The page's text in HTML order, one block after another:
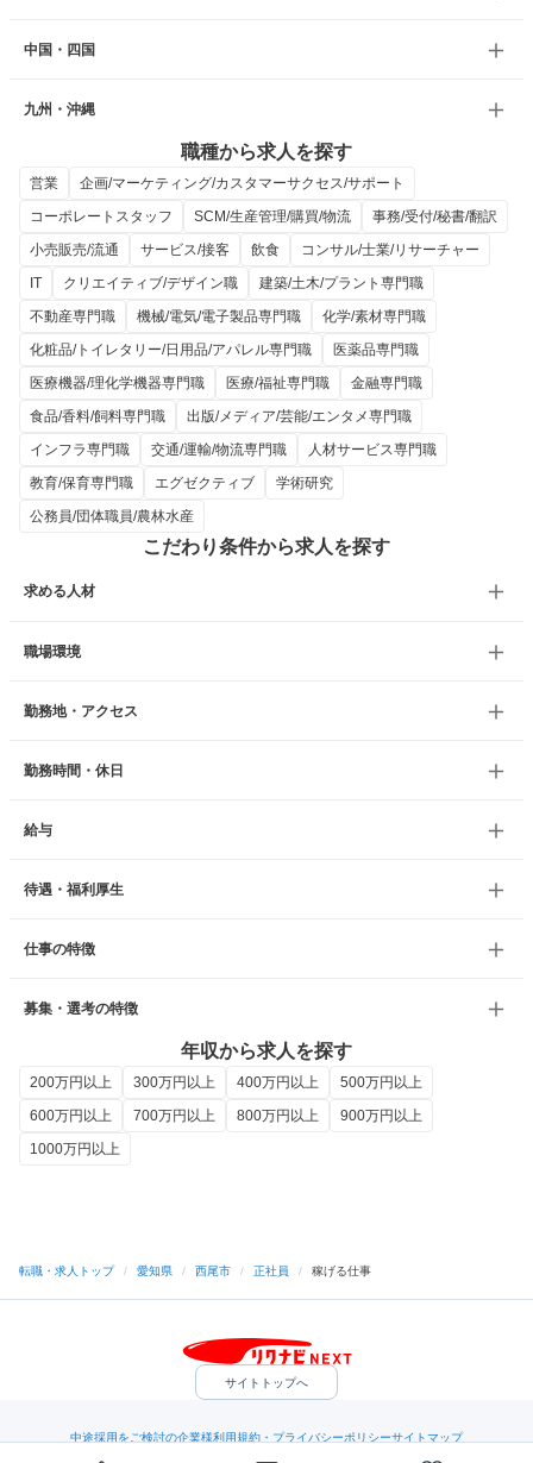
中国・四国
九州・沖縄
職種から求人を探す
営業
企画/マーケティング/カスタマーサクセス/サポート
コーポレートスタッフ
SCM/生産管理/購買/物流
事務/受付/秘書/翻訳
小売販売/流通
サービス/接客 飲食
コンサル/士業/リサーチャー
IT
クリエイティブ/デザイン職
建築/土木/プラント専門職
不動産専門職
機械/電気/電子製品専門職
化学/素材専門職
化粧品/トイレタリー/日用品/アパレル専門職
医薬品専門職
医療機器/理化学機器専門職
医療/福祉専門職
金融専門職
食品/香料/飼料専門職
出版/メディア/芸能/エンタメ専門職
インフラ専門職
交通/運輸/物流専門職
人材サービス専門職
教育/保育専門職
エグゼクティブ
学術研究
公務員/団体職員/農林水産
こだわり条件から求人を探す
求める人材
職場環境
勤務地・アクセス
勤務時間・休日
給与
待遇・福利厚生
仕事の特徴
募集・選考の特徴
年収から求人を探す
200万円以上 300万円以上 400万円以上
500万円以上
600万円以上
700万円以上 800万円以上
900万円以上
1000万円以上
転職・求人トップ / 愛知県 / 西尾市 / 正社員 / 稼げる仕事
サイトトップへ
中途採用をご検討の企業様利用規約・プライバシーポリシーサイトマップ